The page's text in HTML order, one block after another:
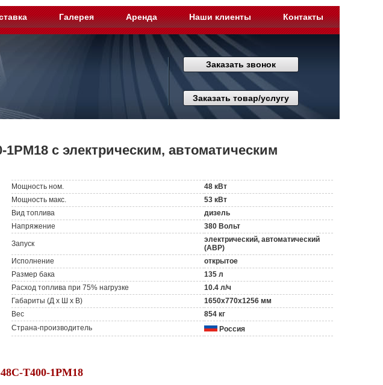
Галерея Аренда Наши клиенты Контакты
Заказать звонок
Заказать товар/услугу
с электрическим, автоматическим
Мощность ном.
48 кВт
Мощность макс.
53 кВт
Вид топлива
дизель
Напряжение
380 Вольт
Запуск
электрический, автоматический
(АВР)
Исполнение
открытое
Размер бака
135 л
Расход топлива при 75% нагрузке
10.4 л/ч
Габариты (Д х Ш х В)
1650x770x1256 мм
Вес
854 кг
Страна-производитель
Россия
48С-Т400-1РМ18